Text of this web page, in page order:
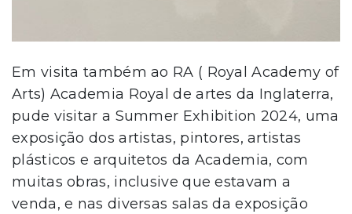
Em visita também ao RA ( Royal Academy of
Arts) Academia Royal de artes da Inglaterra,
pude visitar a Summer Exhibition 2024, uma
exposição dos artistas, pintores, artistas
plásticos e arquitetos da Academia, com
muitas obras, inclusive que estavam a
venda, e nas diversas salas da exposição